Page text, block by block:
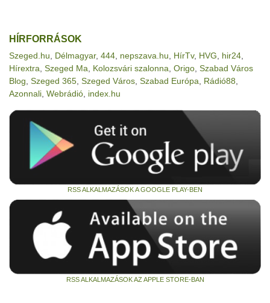
HÍRFORRÁSOK
Szeged.hu Délmagyar, 444 nepszava.hu HírTv, HVG hir24
Hírextra Szeged Ma Kolozsvári szalonna Origo Szabad Város
Blog Szeged 365 Szeged Város Szabad Európa Rádió88
Azonnali Webrádió index.hu
RSS ALKALMAZÁSOK A GOOGLE PLAY-BEN
RSS ALKALMAZÁSOK AZ APPLE STORE-BAN